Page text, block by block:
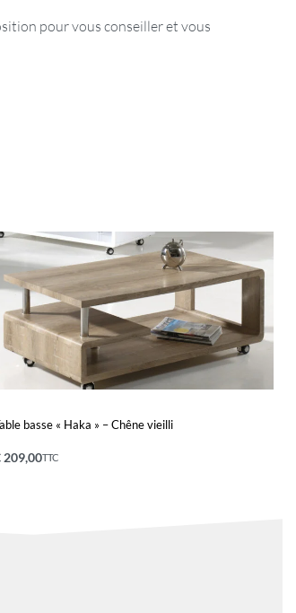
pour vous conseiller et vous
basse « Haka » – Chêne vieilli
209,00TTC